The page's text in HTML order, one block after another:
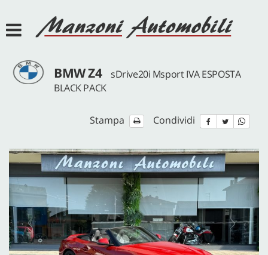
SERVIZI
ACQUISTIAMO USATO
ASSISTENZA
DEF POINT
BMW Z4
sDrive20i Msport IVA ESPOSTA
BLACK PACK
Stampa Condividi